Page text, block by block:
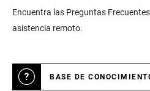
Encuentra las Preguntas
asistencia remoto.
BASE DE